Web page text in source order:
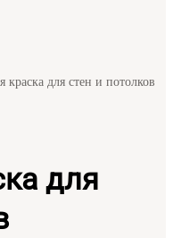
краска для стен и потолков
для